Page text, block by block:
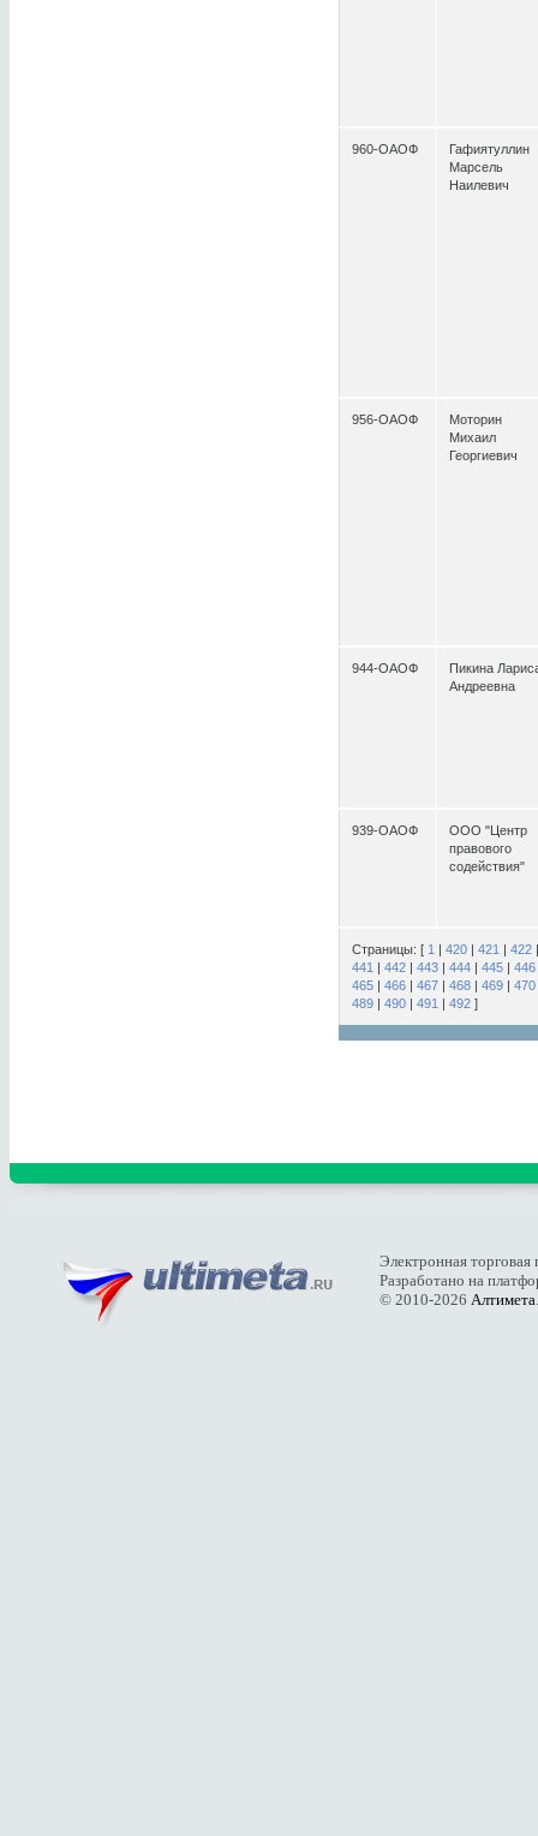
960-ОАОФ
Гафиятуллин
Марсель
Наилевич
956-ОАОФ
Моторин
Михаил
Георгиевич
944-ОАОФ
Пикина
Андреевна
939-ОАОФ
ООО "Центр
правового
содействия"
Страницы: [ 1 | 420 | 421 | 422
441 | 442 | 443 | 444 | 445 | 446
465 | 466 | 467 | 468 | 469 | 470
489 | 490 | 491 | 492 ]
Электронная
Разработано на
© 2010-2026 Алтимета.